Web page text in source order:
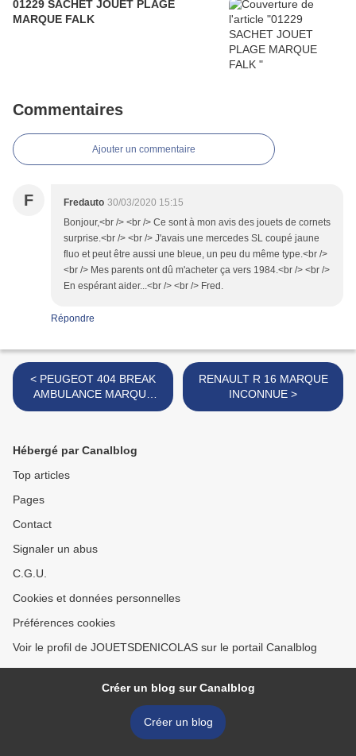
01229 SACHET JOUET PLAGE
MARQUE FALK
Commentaires
Ajouter un commentaire
F Fredauto 30/03/2020 15:15
Bonjour,<br /> <br /> Ce sont à mon avis des jouets de cornets
surprise.<br /> <br /> J'avais une mercedes SL coupé jaune
fluo et peut être aussi une bleue, un peu du même type.<br />
<br /> Mes parents ont dû m'acheter ça vers 1984.<br /> <br />
En espérant aider...<br /> <br /> Fred.
Répondre
< PEUGEOT 404 BREAK
AMBULANCE MARQUE
INCONNUE
RENAULT R 16 MARQUE
INCONNUE >
Hébergé par Canalblog
Top articles
Pages
Contact
Signaler un abus
C.G.U.
Cookies et données personnelles
Préférences cookies
Voir le profil de JOUETSDENICOLAS sur le portail Canalblog
Créer un blog sur Canalblog
Créer un blog